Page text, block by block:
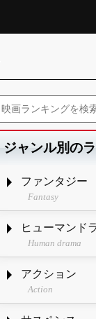
ジャンル別の
ファンタジー
Fantasy
ヒューマンド
Human drama
アクション
Action